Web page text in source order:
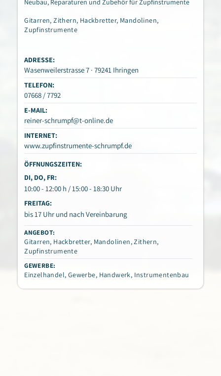
Neubau, Reparaturen und Zubehör für Zupfinstrumente
Gitarren, Zithern, Hackbretter, Mandolinen,
Zupfinstrumente
ADRESSE:
Wasenweilerstrasse 7 · 79241 Ihringen
TELEFON:
07668 / 7792
E-MAIL:
reiner-schrumpf@t-online.de
INTERNET:
www.zupfinstrumente-schrumpf.de
ÖFFNUNGSZEITEN:
DI, DO, FR:
10:00 - 12:00 h / 15:00 - 18:30 Uhr
FREITAG:
bis 17 Uhr und nach Vereinbarung
ANGEBOT:
Gitarren, Hackbretter, Mandolinen, Zithern,
Zupfinstrumente
GEWERBE:
Einzelhandel, Gewerbe, Handwerk, Instrumentenbau